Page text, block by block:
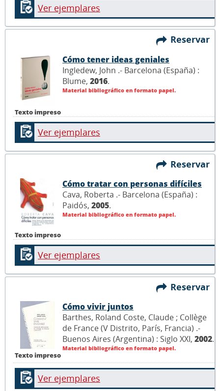
Ver ejemplares
Reservar
Texto impreso
Cómo tener ideas geniales
Ingledew, John .- Barcelona (España) :
Blume, 2016.
Material bibliográfico en formato papel.
Ver ejemplares
Reservar
Texto impreso
Cómo tratar con personas difíciles
Cava, Roberta .- Barcelona (España) :
Paidós, 2005.
Material bibliográfico en formato papel.
Ver ejemplares
Reservar
Texto impreso
Cómo vivir juntos
Barthes, Roland Coste, Claude ; Collège
de France (V Distrito, París, Francia) .-
Buenos Aires (Argentina) : Siglo XXI, 2002.
Material bibliográfico en formato papel.
Ver ejemplares